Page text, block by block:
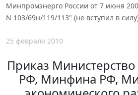
Минпромэнерго России от 7 июня
N 103/69н/119/113" (не вступил в
25 февраля 2010
Приказ
РФ, Минфина РФ,